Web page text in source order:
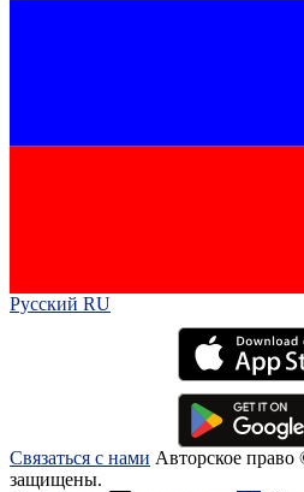
Русский RU‎
Связаться с нами Авторское право
защищены.